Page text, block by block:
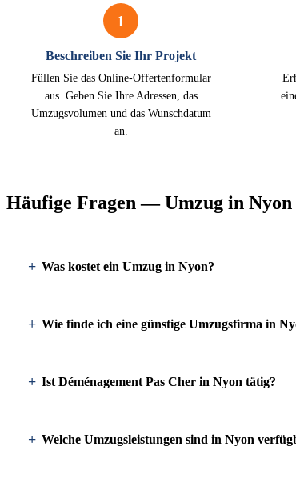
1
Beschreiben Sie Ihr Projekt
Füllen Sie das Online-Offertenformular
aus. Geben Sie Ihre Adressen, das
Umzugsvolumen und das Wunschdatum
an.
Häufige Fragen — Umzug in Nyon
Was kostet ein Umzug in Nyon?
Wie finde ich eine günstige Umzugsfirma in
Ist Déménagement Pas Cher in Nyon tätig?
Welche Umzugsleistungen sind in Nyon